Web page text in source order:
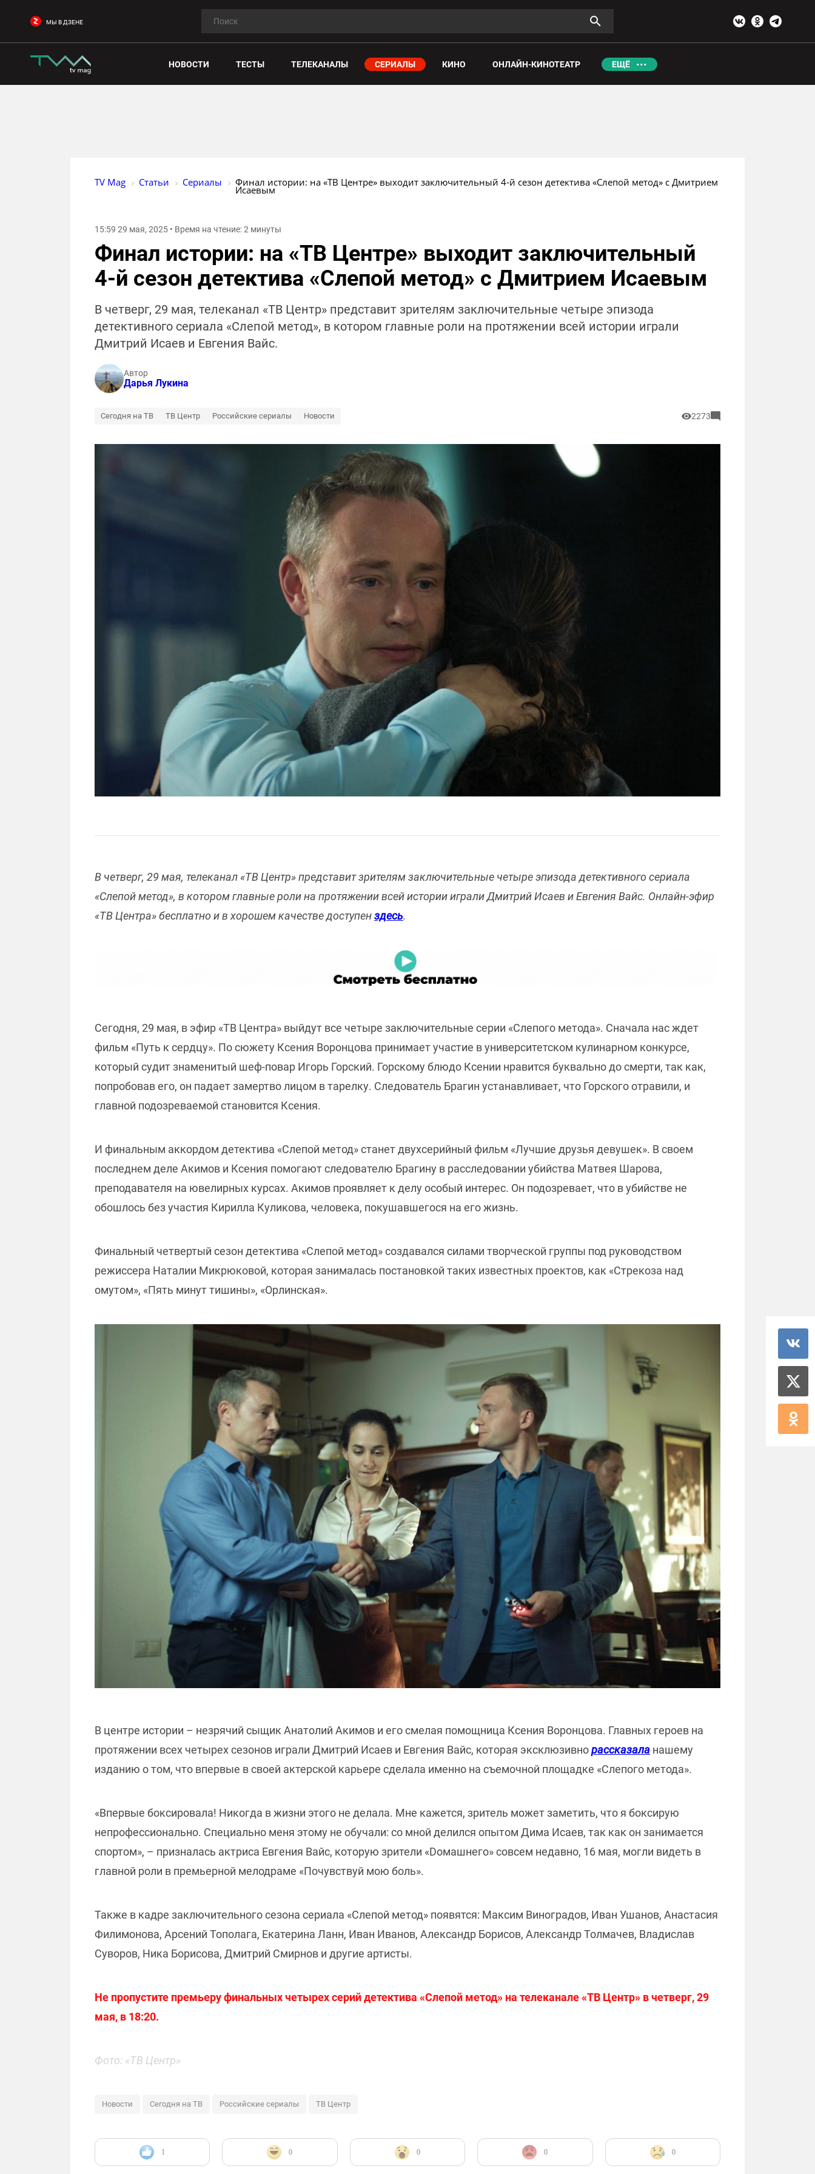
МЫ В ДЗЕНЕ
НОВОСТИ ТЕСТЫ ТЕЛЕКАНАЛЫ СЕРИАЛЫ КИНО ОНЛАЙН-КИНОТЕАТР ЕЩЁ
TV Mag Статьи Сериалы Финал истории: на «ТВ Центре» выходит заключительный 4-й сезон детектива «Слепой метод» с Дмитрием
Исаевым
15:59 29 мая, 2025 • Время на чтение: 2 минуты
Финал истории: на «ТВ Центре» выходит заключительный
4-й сезон детектива «Слепой метод» с Дмитрием Исаевым
В четверг, 29 мая, телеканал «ТВ Центр» представит зрителям заключительные четыре эпизода
детективного сериала «Слепой метод», в котором главные роли на протяжении всей истории играли
Дмитрий Исаев и Евгения Вайс.
Автор
Дарья Лукина
Сегодня на ТВ ТВ Центр Российские сериалы Новости 2273
В четверг, 29 мая, телеканал «ТВ Центр» представит зрителям заключительные четыре эпизода детективного сериала
«Слепой метод», в котором главные роли на протяжении всей истории играли Дмитрий Исаев и Евгения Вайс. Онлайн-эфир
«ТВ Центра» бесплатно и в хорошем качестве доступенздесь.
Сегодня, 29 мая, в эфир «ТВ Центра» выйдут все четыре заключительные серии «Слепого метода». Сначала нас ждет
фильм «Путь к сердцу». По сюжету Ксения Воронцова принимает участие в университетском кулинарном конкурсе,
который судит знаменитый шеф-повар Игорь Горский. Горскому блюдо Ксении нравится буквально до смерти, так как,
попробовав его, он падает замертво лицом в тарелку. Следователь Брагин устанавливает, что Горского отравили, и
главной подозреваемой становится Ксения.
И финальным аккордом детектива «Слепой метод» станет двухсерийный фильм «Лучшие друзья девушек». В своем
последнем деле Акимов и Ксения помогают следователю Брагину в расследовании убийства Матвея Шарова,
преподавателя на ювелирных курсах. Акимов проявляет к делу особый интерес. Он подозревает, что в убийстве не
обошлось без участия Кирилла Куликова, человека, покушавшегося на его жизнь.
Финальный четвертый сезон детектива «Слепой метод» создавался силами творческой группы под руководством
режиссера Наталии Микрюковой, которая занималась постановкой таких известных проектов, как «Стрекоза над
омутом», «Пять минут тишины», «Орлинская».
В центре истории – незрячий сыщик Анатолий Акимов и его смелая помощница Ксения Воронцова. Главных героев на
протяжении всех четырех сезонов играли Дмитрий Исаев и Евгения Вайс, которая эксклюзивнорассказала нашему
изданию о том, что впервые в своей актерской карьере сделала именно на съемочной площадке «Слепого метода».
«Впервые боксировала! Никогда в жизни этого не делала. Мне кажется, зритель может заметить, что я боксирую
непрофессионально. Специально меня этому не обучали: со мной делился опытом Дима Исаев, так как он занимается
спортом», – призналась актриса Евгения Вайс, которую зрители «Dомашнего» совсем недавно, 16 мая, могли видеть в
главной роли в премьерной мелодраме «Почувствуй мою боль».
Также в кадре заключительного сезона сериала «Слепой метод» появятся: Максим Виноградов, Иван Ушанов, Анастасия
Филимонова, Арсений Тополага, Екатерина Ланн, Иван Иванов, Александр Борисов, Александр Толмачев, Владислав
Суворов, Ника Борисова, Дмитрий Смирнов и другие артисты.
Не пропустите премьеру финальных четырех серий детектива «Слепой метод» на телеканале «ТВ Центр» в четверг, 29
мая, в 18:20.
Фото: «ТВ Центр»
Новости Сегодня на ТВ Российские сериалы ТВ Центр
1 0 0 0 0